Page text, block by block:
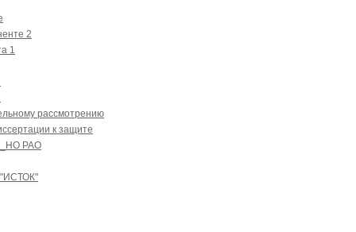
2
1
рассмотрению
к защите
РАО
"ИСТОК"